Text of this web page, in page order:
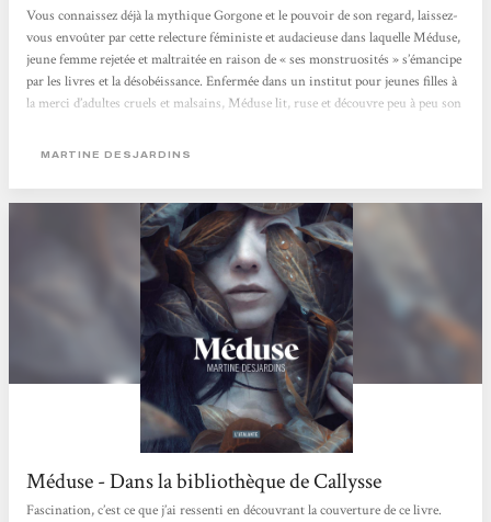
Vous connaissez déjà la mythique Gorgone et le pouvoir de son regard, laissez-
vous envoûter par cette relecture féministe et audacieuse dans laquelle Méduse,
jeune femme rejetée et maltraitée en raison de « ses monstruosités » s’émancipe
par les livres et la désobéissance. Enfermée dans un institut pour jeunes filles à
la merci d’adultes cruels et malsains, Méduse lit, ruse et découvre peu à peu son
flirte avec l’horreur, Martine Desjardins nous fascine avec ce récit...
MARTINE DESJARDINS
Méduse - Dans la bibliothèque de Callysse
Fascination, c’est ce que j’ai ressenti en découvrant la couverture de ce livre.